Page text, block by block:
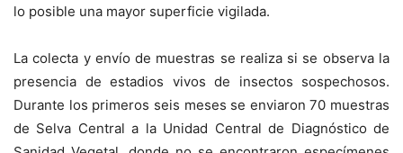
lo posible una mayor superficie vigilada.
La colecta y envío de muestras se realiza si se observa la
presencia de estadios vivos de insectos sospechosos.
Durante los primeros seis meses se enviaron 70 muestras
de Selva Central a la Unidad Central de Diagnóstico de